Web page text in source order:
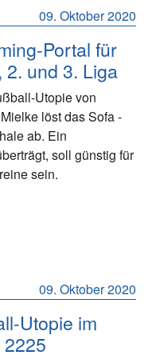
09. Oktober 2020
Portal für
2. und 3. Liga
Utopie von
löst das Sofa -
ab. Ein
soll günstig für
sein.
09. Oktober 2020
Utopie im